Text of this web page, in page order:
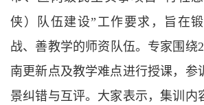
侠）队伍建设”工作要求，旨在
战、善教学的师资队伍。专家围绕
南更新点及教学难点进行授课，参
景纠错与互评。大家表示，集训内